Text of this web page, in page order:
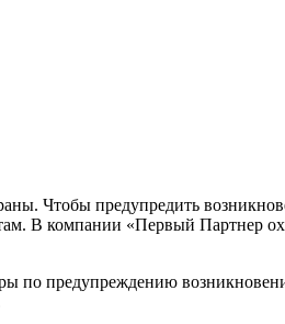
Чтобы предупредить
В компании «Первый Партнер
по предупреждению